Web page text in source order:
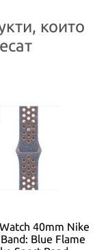
които
40mm Nike
Blue Flame